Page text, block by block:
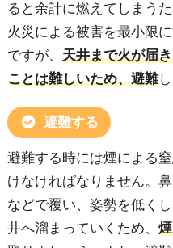
ると余計に燃えてしまう
火災による被害を最小限
ですが、 天井まで火が届
ことは難しいため、避難
避難する
避難する時には煙による
けなければなりません。
などで覆い、姿勢を低く
井へ溜まっていくため、